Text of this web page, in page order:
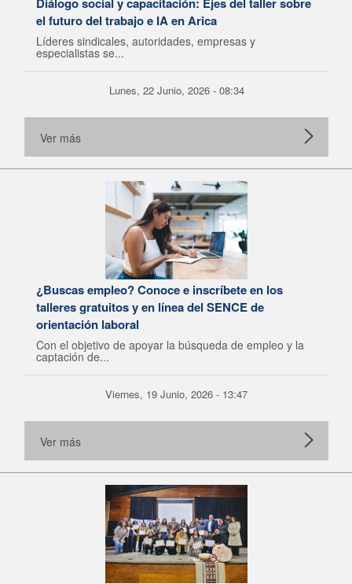
el futuro del trabajo e IA en Arica
Líderes sindicales, autoridades, empresas y
especialistas se...
Lunes, 22 Junio, 2026 - 08:34
Ver más
¿Buscas empleo? Conoce e inscríbete en los
talleres gratuitos y en línea del SENCE de
orientación laboral
Con el objetivo de apoyar la búsqueda de empleo y la
captación de...
Viernes, 19 Junio, 2026 - 13:47
Ver más